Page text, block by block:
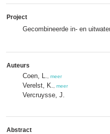
Project
Gecombineerde in- en
Auteurs
Coen, L. meer
Verelst, K. meer
Vercruysse, J.
Abstract